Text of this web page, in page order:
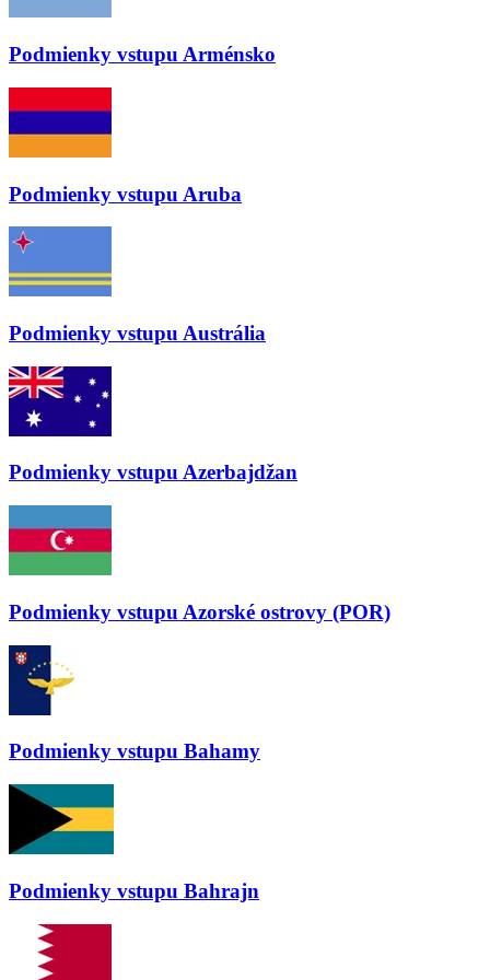
Podmienky vstupu Arménsko
Podmienky vstupu Aruba
Podmienky vstupu Austrália
Podmienky vstupu Azerbajdžan
Podmienky vstupu Azorské ostrovy (POR)
Podmienky vstupu Bahamy
Podmienky vstupu Bahrajn